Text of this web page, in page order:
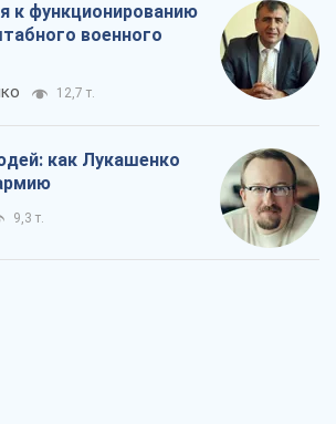
к функционированию
военного
12,7 т.
как Лукашенко
9,3 т.